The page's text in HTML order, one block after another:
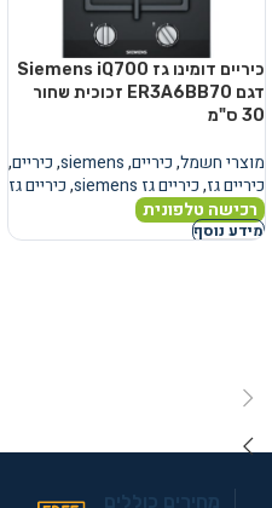
כיריים דומינו גז Siemens iQ700
דגם ER3A6BB70 זכוכית שחור
30 ס"מ
מוצרי חשמל,כיריים,
siemens
,כיריים,
כיריים גז,כיריים גז siemens ,כיריים גז
רכישה טלפונית
מידע נוסף